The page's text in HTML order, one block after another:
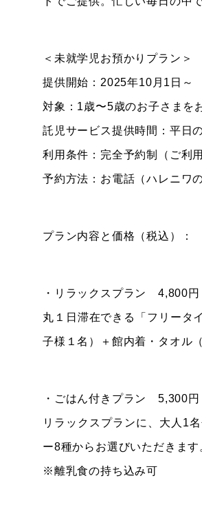
＜未就学児お預かりプラン＞
提供開始：2025年10月1日～
対象：1歳〜5歳のお子さまを
託児サービス提供時間：平日
利用条件：完全予約制（ご利
予約方法：お電話（ハレニワ
プラン内容と価格（税込）：
・リラックスプラン 4,800円
丸１日滞在できる「フリータ
子様１名）＋館内着・タオル
・ごはん付きプラン 5,300円
リラックスプランに、大人1
ー8種からお選びいただきます
※離乳食の持ち込み可